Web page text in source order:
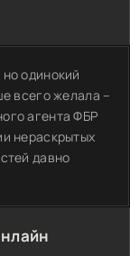
одинокий
всего желала –
агента ФБР
нераскрытых
давно